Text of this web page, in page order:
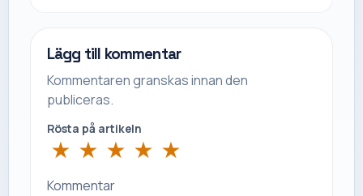
Lägg till kommentar
Kommentaren granskas innan den
publiceras.
Rösta på artikeln
★ ★ ★ ★ ★
Kommentar